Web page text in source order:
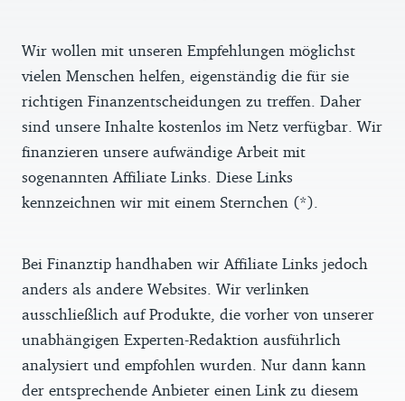
Wir wollen mit unseren Empfehlungen möglichst
vielen Menschen helfen, eigenständig die für sie
richtigen Finanzentscheidungen zu treffen. Daher
sind unsere Inhalte kostenlos im Netz verfügbar. Wir
finanzieren unsere aufwändige Arbeit mit
sogenannten Affiliate Links. Diese Links
kennzeichnen wir mit einem Sternchen (*).
Bei Finanztip handhaben wir Affiliate Links jedoch
anders als andere Websites. Wir verlinken
ausschließlich auf Produkte, die vorher von unserer
unabhängigen Experten-Redaktion ausführlich
analysiert und empfohlen wurden. Nur dann kann
der entsprechende Anbieter einen Link zu diesem